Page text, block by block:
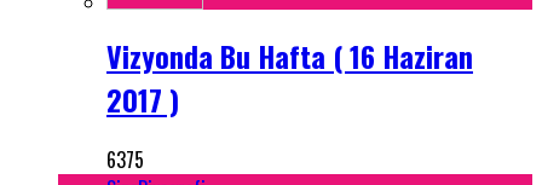
Vizyonda Bu Hafta ( 16 Haziran
2017 )
6375